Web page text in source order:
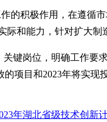
积极作用，在遵循
和能力，针对扩大制
键岗位，明确工作
项目和2023年将实
年湖北省级技术创新